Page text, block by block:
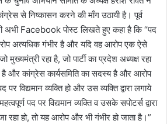
से निष्कासन करने की माँग उठायी है। पूर्व
अभी Facebook पोस्ट लिखते हुए कहा है कि “पद
अत्यधिक गंभीर है और यदि वह आरोप एक ऐसे
मुख्यमंत्री रहा है, जो पार्टी का प्रदेश अध्यक्ष रहा
है और कांग्रेस कार्यसमिति का सदस्य है और आरोप
पर विद्यमान व्यक्ति हो और उस व्यक्ति द्वारा लगाये
पद पर विद्यमान व्यक्ति व उसके सपोटर्स द्वारा
रहा हो, तो यह आरोप और भी गंभीर हो जाता है।”